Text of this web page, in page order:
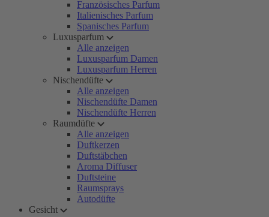
Französisches Parfum
Italienisches Parfum
Spanisches Parfum
Luxusparfum
Alle anzeigen
Luxusparfum Damen
Luxusparfum Herren
Nischendüfte
Alle anzeigen
Nischendüfte Damen
Nischendüfte Herren
Raumdüfte
Alle anzeigen
Duftkerzen
Duftstäbchen
Aroma Diffuser
Duftsteine
Raumsprays
Autodüfte
Gesicht